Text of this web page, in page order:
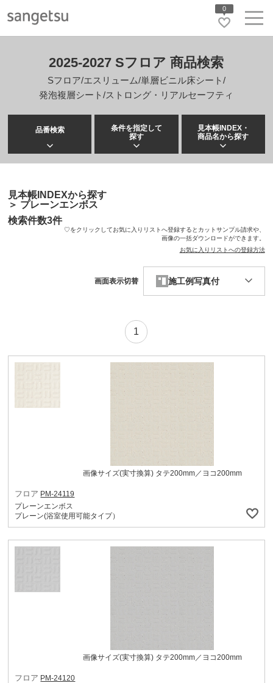
0
2025-2027 Sフロア 商品検索
Sフロア/エスリューム/単層ビニル床シート/
発泡複層シート/ストロング・リアルセーフティ
品番検索
条件を指定して
探す
見本帳INDEX・
商品名から探す
見本帳INDEXから探す
＞ プレーンエンボス
検索件数3件
♡をクリックしてお気に入りリストへ登録するとカットサンプル請求や、
画像の一括ダウンロードができます。
お気に入りリストへの登録方法
画面表示切替 施工例写真付
1
画像サイズ(実寸換算) タテ200mm／ヨコ200mm
フロア PM-24119
プレーンエンボス
プレーン(浴室使用可能タイプ）
画像サイズ(実寸換算) タテ200mm／ヨコ200mm
フロア PM-24120